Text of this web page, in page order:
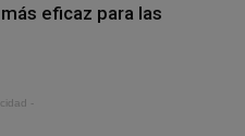
eficaz para las
-